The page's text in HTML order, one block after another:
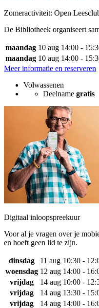
Zomeractiviteit: Open
De Bibliotheek organiseert
maandag 10 aug 14:00 -
maandag 10 aug 14:00 -
Meer informatie en reserveren
Volwassenen
Deelname gratis
Digitaal inloopspreekuur
Voor al je vragen over je
en hoeft geen lid te zijn.
dinsdag 11 aug 10:30 -
woensdag 12 aug 14:00 -
vrijdag
14 aug 10:00 -
vrijdag
14 aug 13:30 -
vrijdag
14 aug 14:00 -